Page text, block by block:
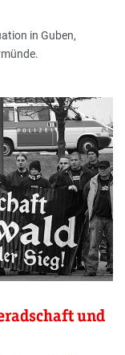
in Guben,
und